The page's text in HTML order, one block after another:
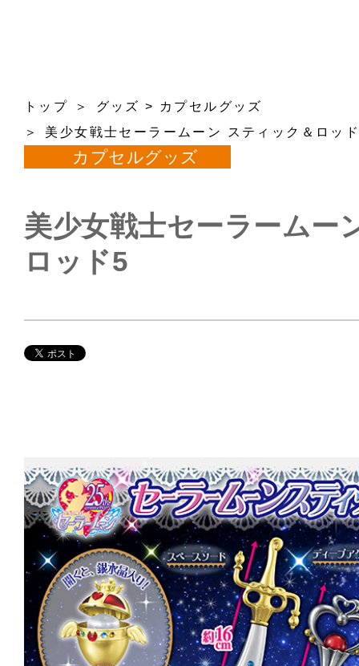
トップ グッズ >
カプセルグッズ
美少女戦士セーラームーン スティック＆ロッ
カプセルグッズ
美少女戦士セーラームー
ロッド5